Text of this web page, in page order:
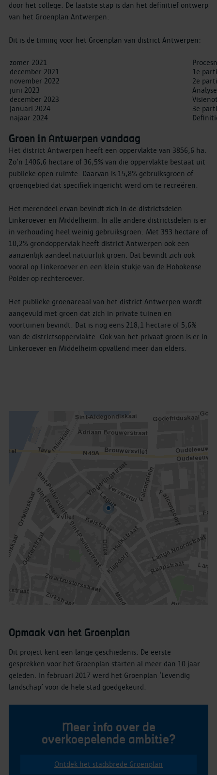
door het college. De laatste stap is dan het definitief ontwerp
van het Groenplan Antwerpen.
Dit is de timing voor het Groenplan van district Antwerpen:
zomer 2021
december 2021
1e
november 2022
2e
juni 2023
december 2023
januari 2024
3e
najaar 2024
Groen in Antwerpen vandaag
Het district Antwerpen heeft een oppervlakte van 3856,6 ha.
Zo’n 1406,6 hectare of 36,5% van die oppervlakte bestaat uit
publieke open ruimte. Daarvan is 15,8% gebruiksgroen of
groengebied dat specifiek ingericht werd om te recreëren.
Het merendeel ervan bevindt zich in de districtsdelen
Linkeroever en Middelheim. In alle andere districtsdelen is er
in verhouding heel weinig gebruiksgroen. Met 393 hectare of
10,2% grondoppervlak heeft district Antwerpen ook een
aanzienlijk aandeel natuurlijk groen. Dat bevindt zich ook
vooral op Linkeroever en een klein stukje van de Hobokense
Polder op rechteroever.
Het publieke groenareaal van het district Antwerpen wordt
aangevuld met groen dat zich in private tuinen en
voortuinen bevindt. Dat is nog eens 218,1 hectare of 5,6%
van de districtsoppervlakte. Ook van het privaat groen is er in
Linkeroever en Middelheim opvallend meer dan elders.
Opmaak van het Groenplan
Dit project kent een lange geschiedenis. De eerste
gesprekken voor het Groenplan starten al meer dan 10 jaar
geleden. In februari 2017 werd het Groenplan ‘Levendig
landschap’ voor de hele stad goedgekeurd.
Meer info over de
overkoepelende ambitie?
Ontdek het stadsbrede Groenplan